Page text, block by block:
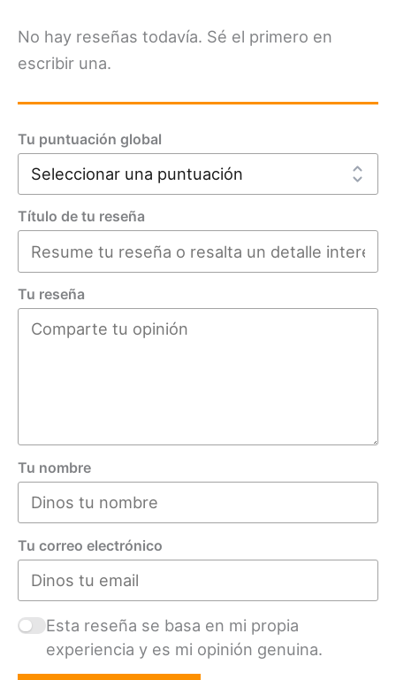
No hay reseñas todavía. Sé el primero en
escribir una.
Tu puntuación global
Título de tu reseña
Tu reseña
Tu nombre
Tu correo electrónico
Esta reseña se basa en mi propia
experiencia y es mi opinión genuina.